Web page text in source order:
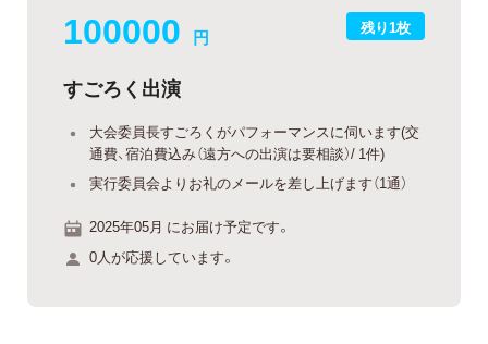
残り1枚
100000 円
すごろく出演
大会委員長すごろくがパフォーマンスに伺います(交
通費、宿泊費込み（遠方への出演は要相談）/ 1件)
実行委員会よりお礼のメールを差し上げます（1通）
2025年05月 にお届け予定です。
0人が応援しています。